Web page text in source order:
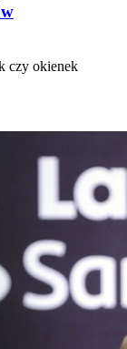
czy okienek